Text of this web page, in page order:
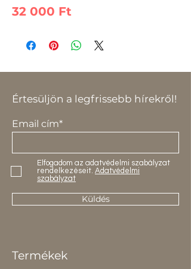
32 000 Ft
Értesüljön a legfrissebb hírekről!
Email cím*
Elfogadom az adatvédelmi szabályzat
rendelkezéseit. Adatvédelmi
szabályzat
Küldés
Termékek